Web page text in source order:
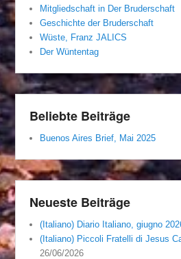
Mitgliedschaft in Der Bruderschaft
Geschichte der Bruderschaft
Wüste, Franz JALICS
Der Wüntentag
Beliebte Beiträge
Buenos Aires Brief, Mai 2025
Neueste Beiträge
(Italiano) Diario Italiano, giugno
(Italiano) Piccoli Fratelli di Jesus
26/06/2026